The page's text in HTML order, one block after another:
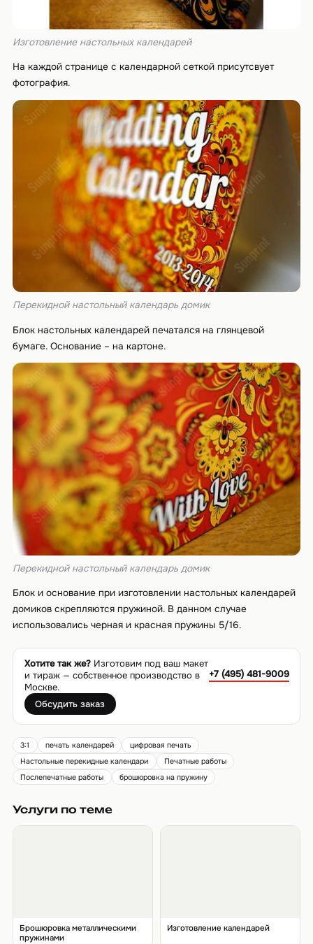
Изготовление настольных календарей
На каждой странице с календарной сеткой присутсвует
фотография.
Перекидной настольный календарь домик
Блок настольных календарей печатался на глянцевой
бумаге. Основание – на картоне.
Перекидной настольный календарь домик
Блок и основание при изготовлении настольных календарей
домиков скрепляются пружиной. В данном случае
использовались черная и красная пружины 5/16.
Хотите так же?Изготовим под ваш макет
и тираж — собственное производство в
Москве.
+7 (495) 481-9009
Обсудить заказ
3:1 печать календарей
цифровая печать
Настольные перекидные календари
Печатные работы
Послепечатные работы
брошюровка на пружину
Услуги по теме
Брошюровка металлическими
пружинами
Изготовление календарей